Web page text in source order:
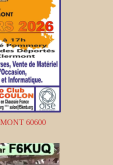
60600